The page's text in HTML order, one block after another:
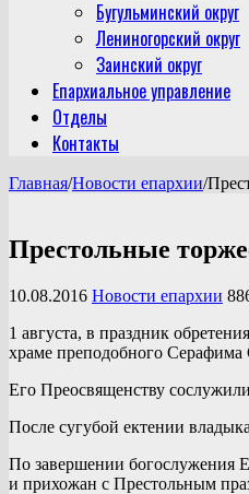
Бугульминский округ
Лениногорский округ
Заинский округ
Епархиальное управление
Отделы
Контакты
Главная/Новости епархии/
Престольные
10.08.2016 Новости епархии
1 августа, в праздник
храме преподобного Серафима
Его Преосвященству
После сугубой ектении
По завершении богослужения
и прихожан с Престольным